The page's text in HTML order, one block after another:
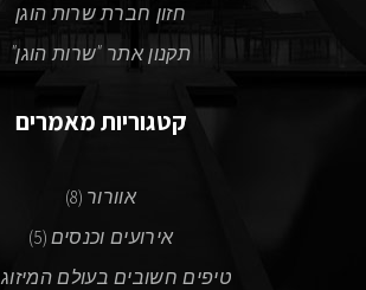
חזון חברת שרות הוגן
תקנון אתר "שרות הוגן"
קטגוריות מאמרים
אוורור (8)
אירועים וכנסים (5)
טיפים חשובים בעולם המיזוג